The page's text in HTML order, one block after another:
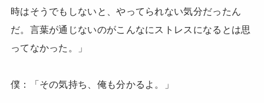
時はそうでもしないと、やってられない気分だったん
だ。言葉が通じないのがこんなにストレスになるとは思
ってなかった。」
僕：「その気持ち、俺も分かるよ。」